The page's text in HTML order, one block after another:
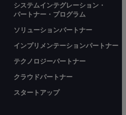
システムインテグレーション・
パートナー・プログラム
ソリューションパートナー
インプリメンテーションパートナー
テクノロジーパートナー
クラウドパートナー
スタートアップ